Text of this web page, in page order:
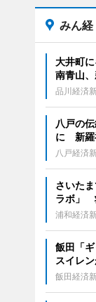
みん経
大井町
南青山
品川経済
八戸の
に 新羅
八戸経済
さいた
ラボ」
浦和経済
飯田「
スイレ
飯田経済